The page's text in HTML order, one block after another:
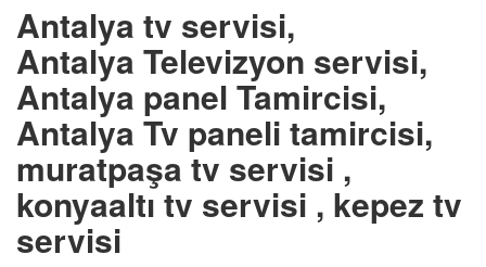
Antalya tv servisi,
Antalya Televizyon servisi,
Antalya panel Tamircisi,
Antalya Tv paneli tamircisi,
muratpaşa tv servisi ,
konyaaltı tv servisi , kepez tv
servisi